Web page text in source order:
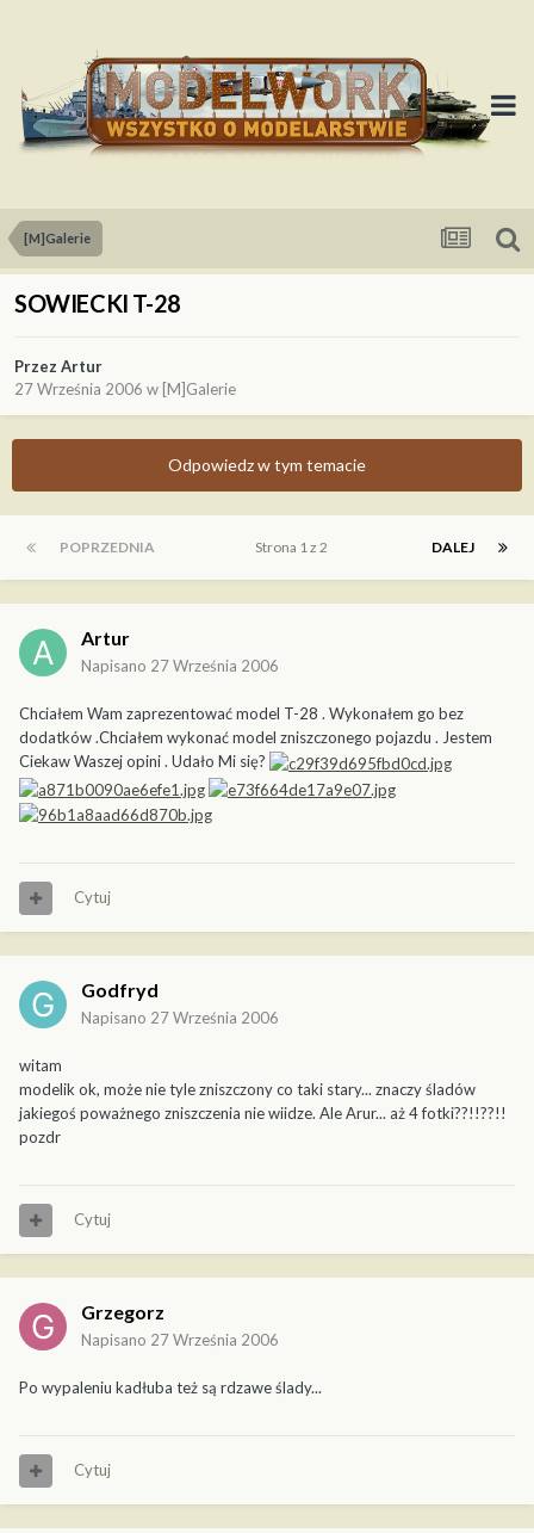
[M]Galerie
SOWIECKI T-28
Przez Artur
27 Września 2006 w [M]Galerie
Odpowiedz w tym temacie
POPRZEDNIA DALEJ
Strona 1 z 2
Artur
Napisano 27 Września 2006
Chciałem Wam zaprezentować model T-28 . Wykonałem go bez
dodatków .Chciałem wykonać model zniszczonego pojazdu . Jestem
Ciekaw Waszej opini . Udało Mi się?
Cytuj
Godfryd
Napisano 27 Września 2006
witam
modelik ok, może nie tyle zniszczony co taki stary... znaczy śladów
jakiegoś poważnego zniszczenia nie wiidze. Ale Arur... aż 4 fotki??!!??!!
pozdr
Cytuj
Grzegorz
Napisano 27 Września 2006
Po wypaleniu kadłuba też są rdzawe ślady...
Cytuj